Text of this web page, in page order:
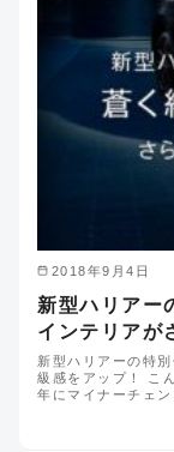
2018年9月4日
新型ハリアー
インテリアが
新型ハリアーの特
級感をアップ！ こ
年にマイナーチェ